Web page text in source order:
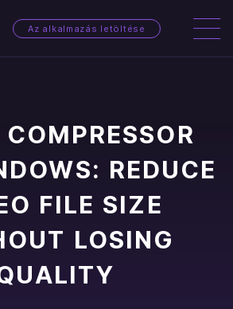
Az alkalmazás letöltése
REDUCE
FILE SIZE
LOSING